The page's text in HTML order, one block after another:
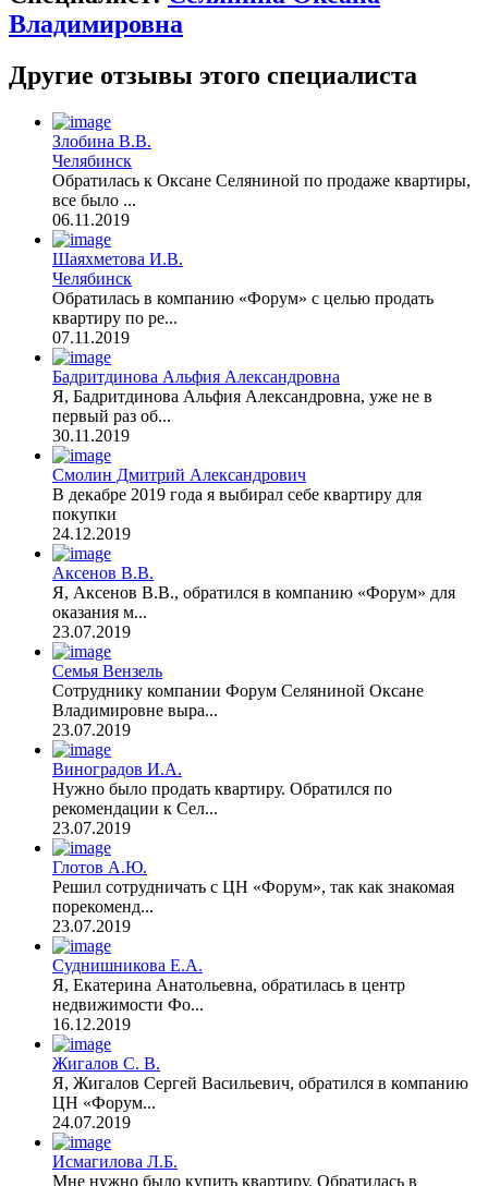
Владимировна
Другие отзывы этого специалиста
Злобина В.В.
Челябинск
Обратилась к Оксане Селяниной по продаже квартиры,
все было ...
06.11.2019
Шаяхметова И.В.
Челябинск
Обратилась в компанию «Форум» с целью продать
квартиру по ре...
07.11.2019
Бадритдинова Альфия Александровна
Я, Бадритдинова Альфия Александровна, уже не в
первый раз об...
30.11.2019
Смолин Дмитрий Александрович
В декабре 2019 года я выбирал себе квартиру для
покупки
24.12.2019
Аксенов В.В.
Я, Аксенов В.В., обратился в компанию «Форум» для
оказания м...
23.07.2019
Семья Вензель
Сотруднику компании Форум Селяниной Оксане
Владимировне выра...
23.07.2019
Виноградов И.А.
Нужно было продать квартиру. Обратился по
рекомендации к Сел...
23.07.2019
Глотов А.Ю.
Решил сотрудничать с ЦН «Форум», так как знакомая
порекоменд...
23.07.2019
Суднишникова Е.А.
Я, Екатерина Анатольевна, обратилась в центр
недвижимости Фо...
16.12.2019
Жигалов С. В.
Я, Жигалов Сергей Васильевич, обратился в компанию
ЦН «Форум...
24.07.2019
Исмагилова Л.Б.
Мне нужно было купить квартиру. Обратилась в